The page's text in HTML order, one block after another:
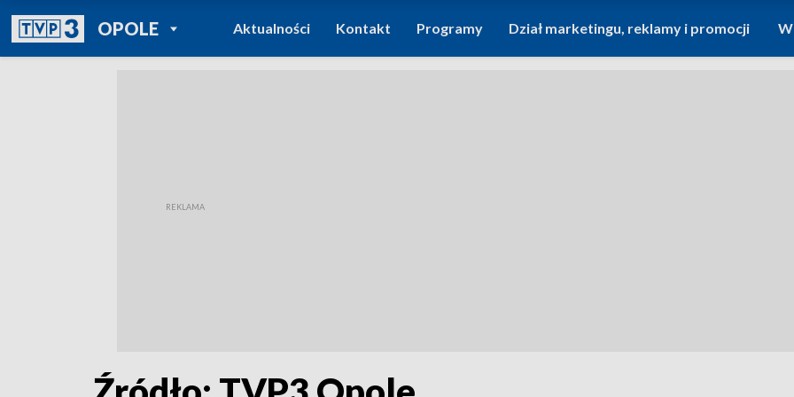
OPOLEPOWRÓT DO
TVP REGIONY
Aktualności Kontakt Programy Dział marketingu, reklamy i promocji